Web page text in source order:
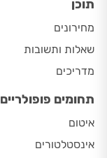
תוכן
מחירונים
שאלות ותשובות
מדריכים
תחומים פופולריים
איטום
אינסטלטורים